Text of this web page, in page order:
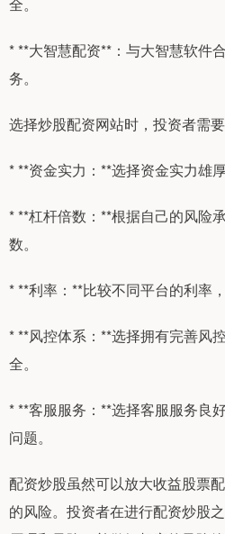
* **大智慧配资**：与大智慧软件
务。
选择炒股配资网站时，投资者需
* **资金实力：**选择资金实力雄
* **杠杆倍数：**根据自己的风险
数。
* **利率：**比较不同平台的利率
* **风控体系：**选择拥有完善风
全。
* **客服服务：**选择客服服务良
问题。
配资炒股虽然可以放大收益股票
的风险。投资者在进行配资炒股